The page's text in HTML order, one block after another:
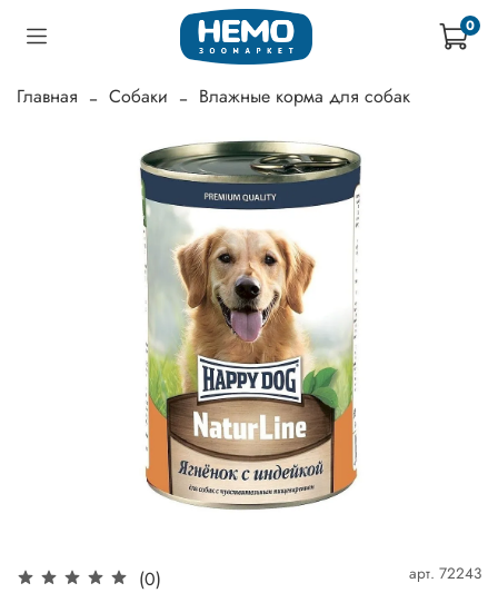
0
Главная Собаки Влажные корма для собак
(0) арт. 72243